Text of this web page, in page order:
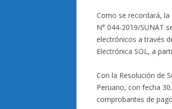
Como se recordará,
N° 044-2019/SUNAT
electrónicos a través
Electrónica SOL, a
Con la Resolución de
Peruano, con fecha
comprobantes de